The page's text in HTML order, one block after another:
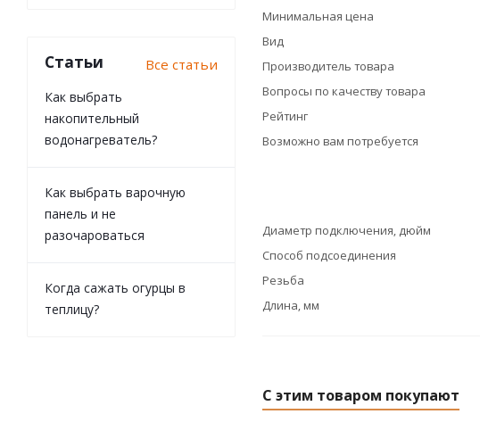
Минимальная цена
Вид
Производитель товара
Вопросы по качеству товара
Рейтинг
Возможно вам потребуется
Диаметр подключения, дюйм
Способ подсоединения
Резьба
Длина, мм
С этим товаром покупают
Статьи Все статьи
Как выбрать
накопительный
водонагреватель?
Как выбрать варочную
панель и не
разочароваться
Когда сажать огурцы в
теплицу?